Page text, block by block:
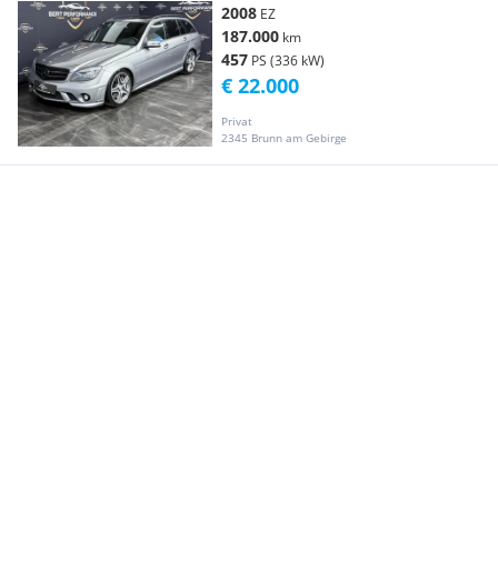
2008 EZ
187.000 km
457 PS (336 kW)
Privat
2345 Brunn am Gebirge
€ 22.000